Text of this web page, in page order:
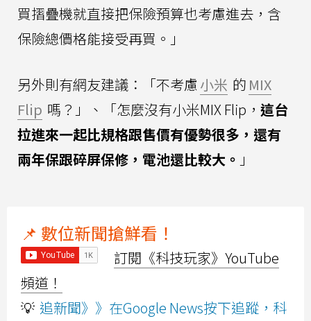
買摺疊機就直接把保險預算也考慮進去，含
保險總價格能接受再買。」
另外則有網友建議：「不考慮 小米 的 MIX
Flip 嗎？」、「怎麼沒有小米MIX Flip， 這台
拉進來一起比規格跟售價有優勢很多，還有
兩年保跟碎屏保修，電池還比較大。 」
📌 數位新聞搶鮮看！
訂閱《科技玩家》YouTube
頻道！
💡 追新聞》》在Google News按下追蹤，科